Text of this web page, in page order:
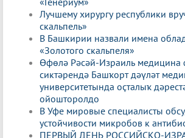
Лучшему хирургу республики
скальпель»
В Башкирии назвали имена
«Золотого скальпеля»
Өфөлә Рәсәй-Израиль
сиктәрендә Башҡорт дәүләт
университетында оҫталыҡ
ойошторолдо
В Уфе мировые специалисты
устойчивости микробов к
ПЕРВЫЙ ДЕНЬ РОССИЙСКО-